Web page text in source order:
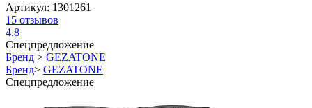
Артикул: 1301261
15 отзывов
4.8
Спецпредложение
Бренд > GEZATONE
Бренд> GEZATONE
Спецпредложение